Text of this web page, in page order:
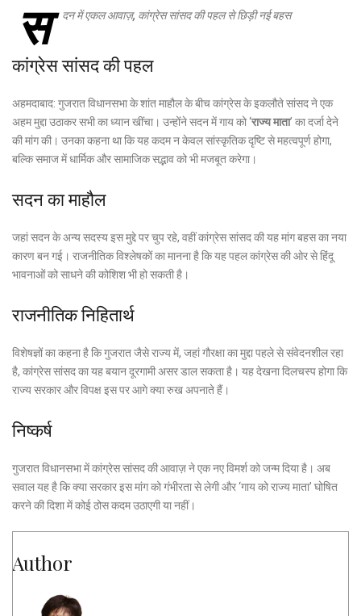
स दन में एकल आवाज़, कांग्रेस सांसद की पहल से छिड़ी नई बहस
कांग्रेस सांसद की पहल
अहमदाबाद: गुजरात विधानसभा के शांत माहौल के बीच कांग्रेस के इकलौते सांसद ने एक
अहम मुद्दा उठाकर सभी का ध्यान खींचा। उन्होंने सदन में गाय को ‘राज्य माता’ का दर्जा देने
की मांग की। उनका कहना था कि यह कदम न केवल सांस्कृतिक दृष्टि से महत्वपूर्ण होगा,
बल्कि समाज में धार्मिक और सामाजिक सद्भाव को भी मजबूत करेगा।
सदन का माहौल
जहां सदन के अन्य सदस्य इस मुद्दे पर चुप रहे, वहीं कांग्रेस सांसद की यह मांग बहस का नया
कारण बन गई। राजनीतिक विश्लेषकों का मानना है कि यह पहल कांग्रेस की ओर से हिंदू
भावनाओं को साधने की कोशिश भी हो सकती है।
राजनीतिक निहितार्थ
विशेषज्ञों का कहना है कि गुजरात जैसे राज्य में, जहां गौरक्षा का मुद्दा पहले से संवेदनशील रहा
है, कांग्रेस सांसद का यह बयान दूरगामी असर डाल सकता है। यह देखना दिलचस्प होगा कि
राज्य सरकार और विपक्ष इस पर आगे क्या रुख अपनाते हैं।
निष्कर्ष
गुजरात विधानसभा में कांग्रेस सांसद की आवाज़ ने एक नए विमर्श को जन्म दिया है। अब
सवाल यह है कि क्या सरकार इस मांग को गंभीरता से लेगी और ‘गाय को राज्य माता’ घोषित
करने की दिशा में कोई ठोस कदम उठाएगी या नहीं।
Author